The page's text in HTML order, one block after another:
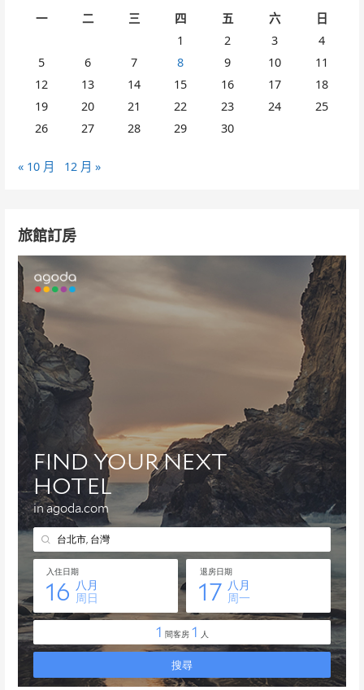
一
二 三 四 五 六
日
1
2 3
4
5
6 7 8 9 10
11
12
13 14 15 16 17
18
19
20 21 22 23 24
25
26
27 28 29 30
« 10 月 12 月 »
旅館訂房